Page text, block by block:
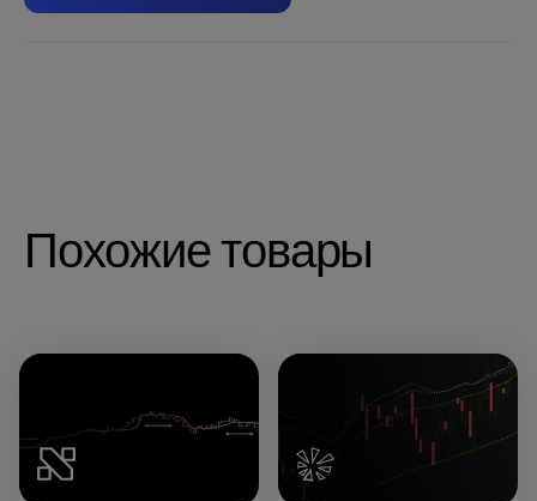
Похожие товары